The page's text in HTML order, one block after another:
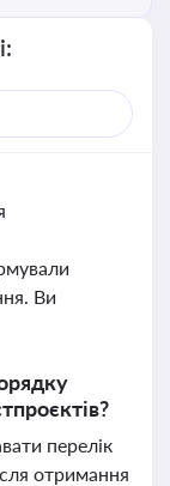
Ви
перелік
отримання